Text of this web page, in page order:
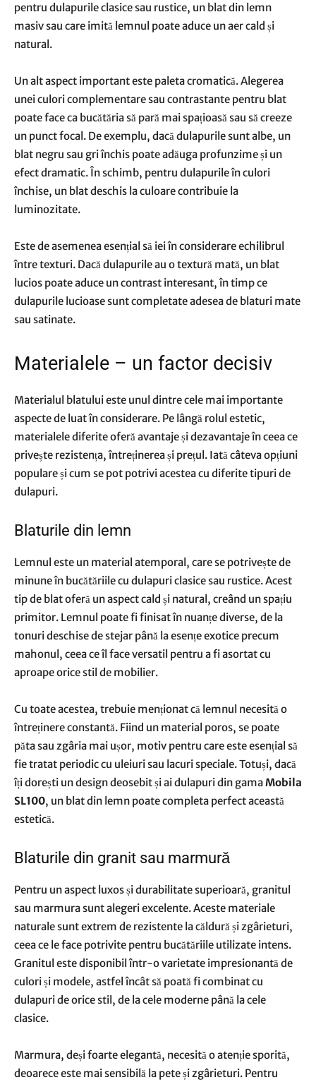
pentru dulapurile clasice sau rustice, un blat din lemn
masiv sau care imită lemnul poate aduce un aer cald și
natural.
Un alt aspect important este paleta cromatică. Alegerea
unei culori complementare sau contrastante pentru blat
poate face ca bucătăria să pară mai spațioasă sau să creeze
un punct focal. De exemplu, dacă dulapurile sunt albe, un
blat negru sau gri închis poate adăuga profunzime și un
efect dramatic. În schimb, pentru dulapurile în culori
închise, un blat deschis la culoare contribuie la
luminozitate.
Este de asemenea esențial să iei în considerare echilibrul
între texturi. Dacă dulapurile au o textură mată, un blat
lucios poate aduce un contrast interesant, în timp ce
dulapurile lucioase sunt completate adesea de blaturi mate
sau satinate.
Materialele – un factor decisiv
Materialul blatului este unul dintre cele mai importante
aspecte de luat în considerare. Pe lângă rolul estetic,
materialele diferite oferă avantaje și dezavantaje în ceea ce
privește rezistența, întreținerea și prețul. Iată câteva opțiuni
populare și cum se pot potrivi acestea cu diferite tipuri de
dulapuri.
Blaturile din lemn
Lemnul este un material atemporal, care se potrivește de
minune în bucătăriile cu dulapuri clasice sau rustice. Acest
tip de blat oferă un aspect cald și natural, creând un spațiu
primitor. Lemnul poate fi finisat în nuanțe diverse, de la
tonuri deschise de stejar până la esențe exotice precum
mahonul, ceea ce îl face versatil pentru a fi asortat cu
aproape orice stil de mobilier.
Cu toate acestea, trebuie menționat că lemnul necesită o
întreținere constantă. Fiind un material poros, se poate
păta sau zgâria mai ușor, motiv pentru care este esențial să
fie tratat periodic cu uleiuri sau lacuri speciale. Totuși, dacă
îți dorești un design deosebit și ai dulapuri din gamaMobila
SL100, un blat din lemn poate completa perfect această
estetică.
Blaturile din granit sau marmură
Pentru un aspect luxos și durabilitate superioară, granitul
sau marmura sunt alegeri excelente. Aceste materiale
naturale sunt extrem de rezistente la căldură și zgârieturi,
ceea ce le face potrivite pentru bucătăriile utilizate intens.
Granitul este disponibil într-o varietate impresionantă de
culori și modele, astfel încât să poată fi combinat cu
dulapuri de orice stil, de la cele moderne până la cele
clasice.
Marmura, deși foarte elegantă, necesită o atenție sporită,
deoarece este mai sensibilă la pete și zgârieturi. Pentru